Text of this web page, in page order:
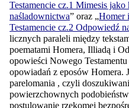
Testamencie cz.1 Mimesis jako
naśladownictwa” oraz „Homer
Testamencie cz.2 Odpowiedź
licznych paraleli między
poematami Homera, Illiadą i
opowieści Nowego
opowiadań z eposów Homera.
parelomania , czyli
powierzchownych
postulowanie rzekomej